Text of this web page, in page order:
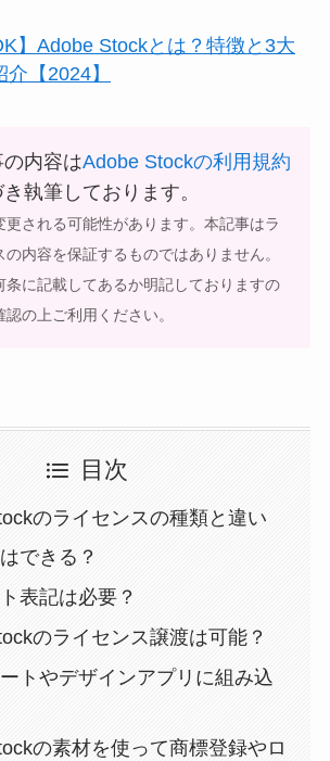
】Adobe Stockとは？特徴と3大
【2024】
内容はAdobe Stockの利用規約
執筆しております。
更される可能性があります。本記事はラ
の内容を保証するものではありません。
条に記載してあるか明記しておりますの
認の上ご利用ください。
目次
のライセンスの種類と違い
できる？
表記は必要？
のライセンス譲渡は可能？
トやデザインアプリに組み込
の素材を使って商標登録やロ